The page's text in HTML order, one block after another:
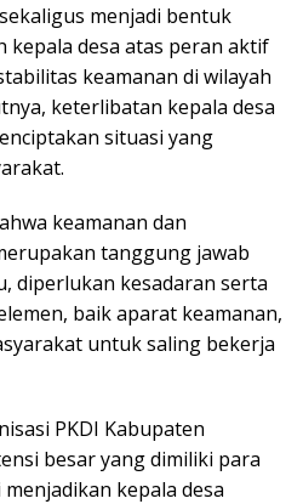
menjadi bentuk
kepala desa atas peran aktif
keamanan di wilayah
keterlibatan kepala desa
situasi yang
keamanan dan
tanggung jawab
diperlukan kesadaran serta
baik aparat keamanan,
untuk saling bekerja
PKDI Kabupaten
besar yang dimiliki para
kepala desa